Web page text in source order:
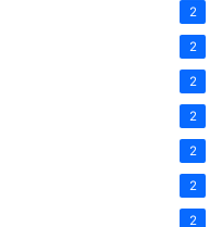
2
2
2
2
2
2
2